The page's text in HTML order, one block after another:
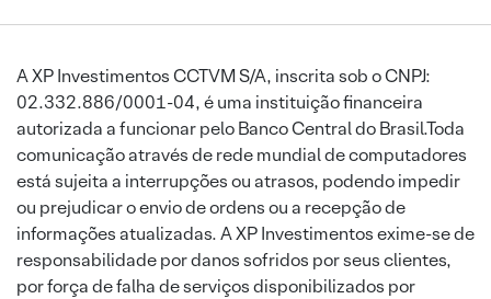
A XP Investimentos CCTVM S/A, inscrita sob o CNPJ:
02.332.886/0001-04, é uma instituição financeira
autorizada a funcionar pelo Banco Central do Brasil.Toda
comunicação através de rede mundial de computadores
está sujeita a interrupções ou atrasos, podendo impedir
ou prejudicar o envio de ordens ou a recepção de
informações atualizadas. A XP Investimentos exime-se de
responsabilidade por danos sofridos por seus clientes,
por força de falha de serviços disponibilizados por